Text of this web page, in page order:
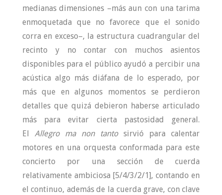
medianas dimensiones –más aun con una tarima
enmoquetada que no favorece que el sonido
corra en exceso–, la estructura cuadrangular del
recinto y no contar con muchos asientos
disponibles para el público ayudó a percibir una
acústica algo más diáfana de lo esperado, por
más que en algunos momentos se perdieron
detalles que quizá debieron haberse articulado
más para evitar cierta pastosidad general.
El
Allegro ma non tantosirvió para calentar
motores en una orquesta conformada para este
concierto por una sección de cuerda
relativamente ambiciosa [5/4/3/2/1], contando en
el continuo, además de la cuerda grave, con clave